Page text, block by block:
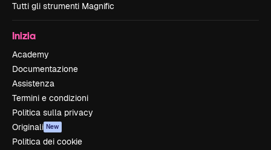
Tutti gli strumenti Magnific
Inizia
Academy
Documentazione
Assistenza
Termini e condizioni
Politica sulla privacy
Originali New
Politica dei cookie